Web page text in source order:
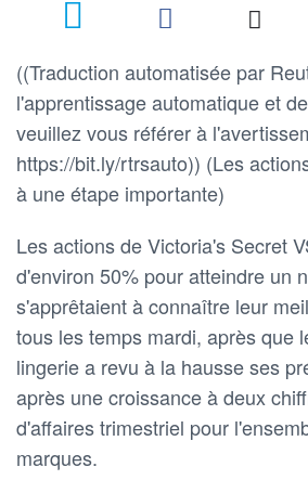
((Traduction automatisée par
l'apprentissage automatique et
veuillez vous référer à
https://bit.ly/rtrsauto)) (Les
à une étape importante)
Les actions de Victoria's Secret
d'environ 50% pour atteindre un
s'apprêtaient à connaître leur
tous les temps mardi, après que
lingerie a revu à la hausse ses
après une croissance à deux
d'affaires trimestriel pour
marques.